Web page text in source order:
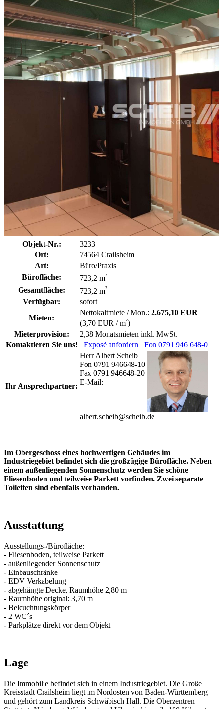
Objekt-Nr.:
3233
Ort:
74564 Crailsheim
Art:
Büro/Praxis
Bürofläche:
723,2 m²
Gesamtfläche: 723,2 m²
Verfügbar:
sofort
Mieten:
Nettokaltmiete / Mon.: 2.675,10 EUR
(3,70 EUR / m²)
Mieterprovision:
2,38 Monatsmieten inkl. MwSt.
Kontaktieren Sie uns!
Exposé anfordern Fon 0791 946 648-0
Ihr Ansprechpartner:
Herr Albert Scheib
Fon 0791 946648-10
Fax 0791 946648-20
E-Mail:
albert.scheib@scheib.de
Im Obergeschoss eines hochwertigen Gebäudes im
Industriegebiet befindet sich die großzügige Bürofläche. Neben
einem außenliegenden Sonnenschutz werden Sie schöne
Fliesenboden und teilweise Parkett vorfinden. Zwei separate
Toiletten sind ebenfalls vorhanden.
Ausstattung
Ausstellungs-/Bürofläche:
- Fliesenboden, teilweise Parkett
- außenliegender Sonnenschutz
- Einbauschränke
- EDV Verkabelung
- abgehängte Decke, Raumhöhe 2,80 m
- Raumhöhe original: 3,70 m
- Beleuchtungskörper
- 2 WC´s
- Parkplätze direkt vor dem Objekt
Lage
Die Immobilie befindet sich in einem Industriegebiet. Die Große
Kreisstadt Crailsheim liegt im Nordosten von Baden-Württemberg
und gehört zum Landkreis Schwäbisch Hall. Die Oberzentren